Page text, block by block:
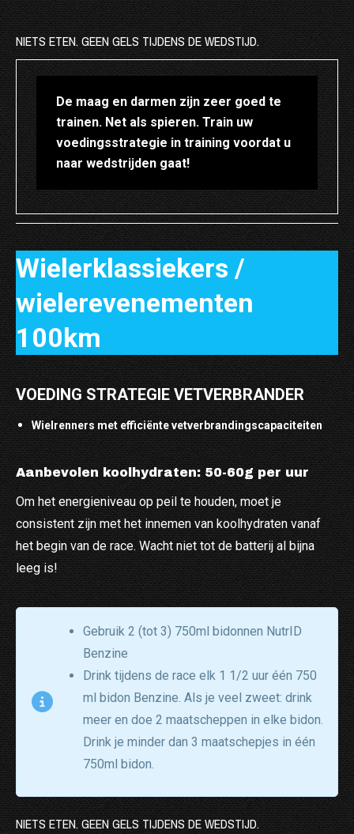
NIETS ETEN. GEEN GELS TIJDENS DE WEDSTIJD.
De maag en darmen zijn zeer goed te
trainen. Net als spieren. Train uw
voedingsstrategie in training voordat u
naar wedstrijden gaat!
Wielerklassiekers /
wielerevenementen
100km
VOEDING STRATEGIE VETVERBRANDER
Wielrenners met efficiënte vetverbrandingscapaciteiten
Aanbevolen koolhydraten: 50-60g per uur
Om het energieniveau op peil te houden, moet je
consistent zijn met het innemen van koolhydraten vanaf
het begin van de race. Wacht niet tot de batterij al bijna
leeg is!
Gebruik 2 (tot 3) 750ml bidonnen NutrID
Benzine
Drink tijdens de race elk 1 1/2 uur één 750
ml bidon Benzine. Als je veel zweet: drink
meer en doe 2 maatscheppen in elke bidon.
Drink je minder dan 3 maatschepjes in één
750ml bidon.
NIETS ETEN. GEEN GELS TIJDENS DE WEDSTIJD.